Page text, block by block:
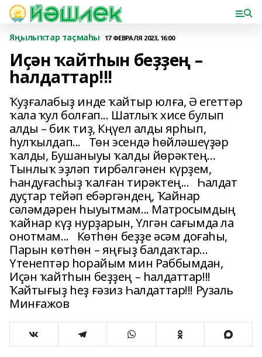
Яңылыҡтар таҫмаһы 17 ФЕВРАЛЯ 2023, 16:00
Иҫән ҡайтһын беҙҙең –
һалдаттар!!!
Ҡуҙғалабыҙ инде ҡайтыр юлға, Ә егеттәр
ҡала ҡул болғап... Шатлыҡ хисе булып
алды – бик тиҙ, Кңүел алды ярһып,
һулҡылдап... Төн эсендә һөйләшеүҙәр
ҡалды, Бушаныуы ҡалды йөрәктең...
Тынлыҡ эҙләп тирбәлгәнен күрҙем,
Һандуғасһыҙ ҡалған тирәктең... Һалдат
дуҫтар тейәп ебәргәндең, Ҡайнар
сәләмдәрен һыуытмам... Матросымдың
ҡайнар күҙ нурҙарын, Үлгән сағымда ла
онотмам... Көтһөн беҙҙе әсәм доғаһы,
Парын көтһөн – яңғыҙ балдаҡтар...
Үтенептәр һорайым мин Раббымдан,
Иҫән ҡайтһын беҙҙең – һалдаттар!!!
Ҡайтығыҙ һеҙ ғәзиз Һалдаттар!!! Рузаль
Минғажов